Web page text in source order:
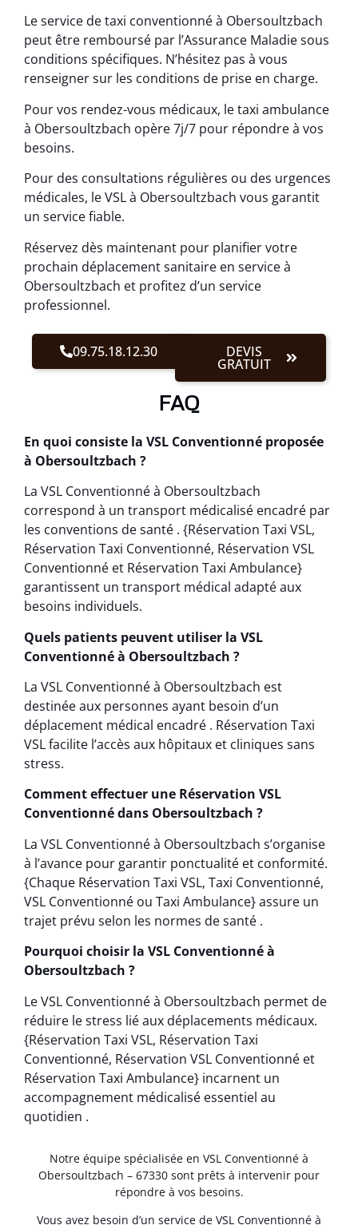
Le service de taxi conventionné à Obersoultzbach
peut être remboursé par l’Assurance Maladie sous
conditions spécifiques. N’hésitez pas à vous
renseigner sur les conditions de prise en charge.
Pour vos rendez-vous médicaux, le taxi ambulance
à Obersoultzbach opère 7j/7 pour répondre à vos
besoins.
Pour des consultations régulières ou des urgences
médicales, le VSL à Obersoultzbach vous garantit
un service fiable.
Réservez dès maintenant pour planifier votre
prochain déplacement sanitaire en service à
Obersoultzbach et profitez d’un service
professionnel.
09.75.18.12.30 DEVIS
GRATUIT
FAQ
En quoi consiste la VSL Conventionné proposée
à Obersoultzbach ?
La VSL Conventionné à Obersoultzbach
correspond à un transport médicalisé encadré par
les conventions de santé . {Réservation Taxi VSL,
Réservation Taxi Conventionné, Réservation VSL
Conventionné et Réservation Taxi Ambulance}
garantissent un transport médical adapté aux
besoins individuels.
Quels patients peuvent utiliser la VSL
Conventionné à Obersoultzbach ?
La VSL Conventionné à Obersoultzbach est
destinée aux personnes ayant besoin d’un
déplacement médical encadré . Réservation Taxi
VSL facilite l’accès aux hôpitaux et cliniques sans
stress.
Comment effectuer une Réservation VSL
Conventionné dans Obersoultzbach ?
La VSL Conventionné à Obersoultzbach s’organise
à l’avance pour garantir ponctualité et conformité.
{Chaque Réservation Taxi VSL, Taxi Conventionné,
VSL Conventionné ou Taxi Ambulance} assure un
trajet prévu selon les normes de santé .
Pourquoi choisir la VSL Conventionné à
Obersoultzbach ?
Le VSL Conventionné à Obersoultzbach permet de
réduire le stress lié aux déplacements médicaux.
{Réservation Taxi VSL, Réservation Taxi
Conventionné, Réservation VSL Conventionné et
Réservation Taxi Ambulance} incarnent un
accompagnement médicalisé essentiel au
quotidien .
Notre équipe spécialisée en VSL Conventionné à
Obersoultzbach – 67330 sont prêts à intervenir pour
répondre à vos besoins.
Vous avez besoin d’un service de VSL Conventionné à